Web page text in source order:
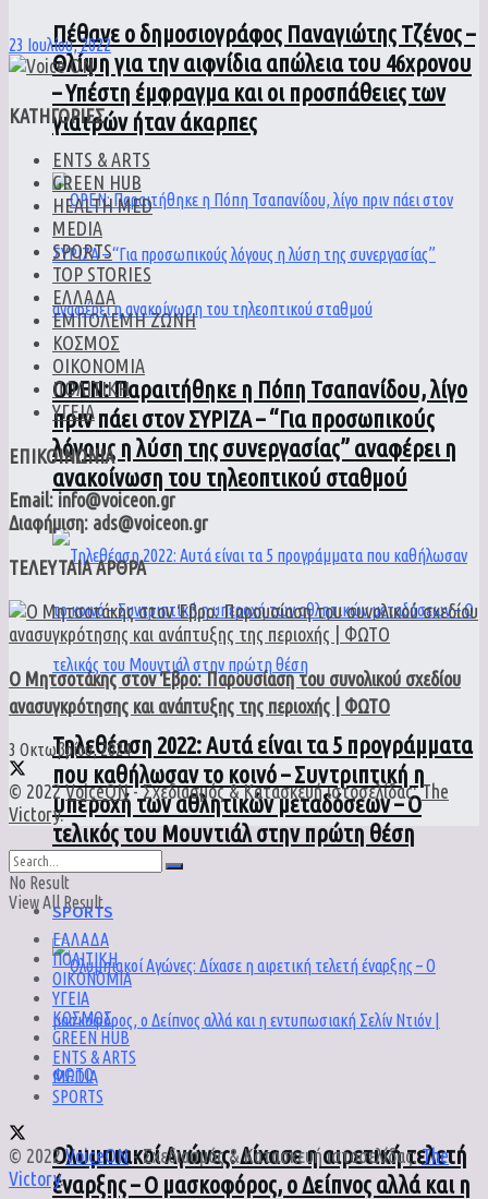
Πέθανε ο δημοσιογράφος Παναγιώτης Τζένος –
Θλίψη για την αιφνίδια απώλεια του 46χρονου
– Υπέστη έμφραγμα και οι προσπάθειες των
γιατρών ήταν άκαρπες
ΟPEN: Παραιτήθηκε η Πόπη Τσαπανίδου, λίγο
πριν πάει στον ΣΥΡΙΖΑ – “Για προσωπικούς
λόγους η λύση της συνεργασίας” αναφέρει η
ανακοίνωση του τηλεοπτικού σταθμού
Τηλεθέαση 2022: Αυτά είναι τα 5 προγράμματα
που καθήλωσαν το κοινό – Συντριπτική η
υπεροχή των αθλητικών μεταδόσεων – Ο
τελικός του Μουντιάλ στην πρώτη θέση
SPORTS
Ολυμπιακοί Αγώνες: Δίχασε η αιρετική τελετή
έναρξης – Ο μασκοφόρος, ο Δείπνος αλλά και η
23 Ιουλίου, 2022
ΚΑΤΗΓΟΡΙΕΣ
ENTS & ARTS
GREEN HUB
HEALTH MED
MEDIA
SPORTS
TOP STORIES
ΕΛΛΑΔΑ
ΕΜΠΟΛΕΜΗ ΖΩΝΗ
ΚΟΣΜΟΣ
ΟΙΚΟΝΟΜΙΑ
ΠΟΛΙΤΙΚΗ
ΥΓΕΙΑ
ΕΠΙΚΟΙΝΩΝΙΑ
Email: info@voiceon.gr
Διαφήμιση: ads@voiceon.gr
ΤΕΛΕΥΤΑΙΑ ΑΡΘΡΑ
Ο Μητσοτάκης στον Έβρο: Παρουσίαση του συνολικού σχεδίου
ανασυγκρότησης και ανάπτυξης της περιοχής | ΦΩΤΟ
3 Οκτωβρίου, 2024
© 2022VoiceON- Σχεδιασμός & Κατασκευή ιστοσελίδας:The
Victory.
No Result
View All Result
ΕΛΛΑΔΑ
ΠΟΛΙΤΙΚΗ
ΟΙΚΟΝΟΜΙΑ
ΥΓΕΙΑ
ΚΟΣΜΟΣ
GREEN HUB
ENTS & ARTS
MEDIA
SPORTS
© 2022VoiceON- Σχεδιασμός & Κατασκευή ιστοσελίδας:The
Victory.